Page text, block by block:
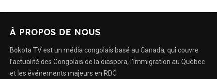
À PROPOS DE NOUS
Bokota TV est un média congolais basé au Canada, qui couvre
l’actualité des Congolais de la diaspora, l’immigration au Québec
et les événements majeurs en RDC